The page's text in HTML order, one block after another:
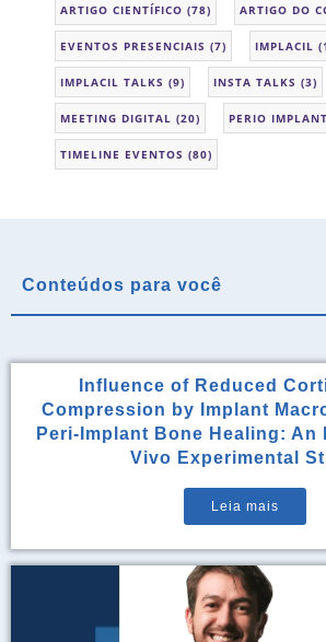
ARTIGO CIENTÍFICO (78) ARTIGO DO
EVENTOS PRESENCIAIS (7) IMPLACIL
IMPLACIL TALKS (9) INSTA TALKS (3)
MEETING DIGITAL (20) PERIO
TIMELINE EVENTOS (80)
Conteúdos para você
Influence of Reduced
Compression by Implant
Peri-Implant Bone Healing: An
Vivo Experimental
Leia mais